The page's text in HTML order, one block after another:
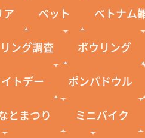
ア ペット ベトナム
ング調査 ボウリング
トデー ポンパドウル
とまつり ミニバイク